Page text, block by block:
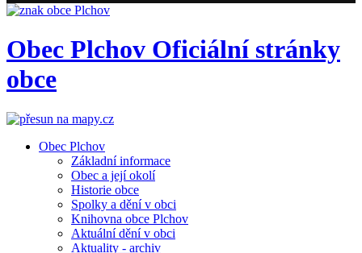
Obec Plchov Oficiální stránky
obce
Obec Plchov
Základní informace
Obec a její okolí
Historie obce
Spolky a dění v obci
Knihovna obce Plchov
Aktuální dění v obci
Aktuality - archiv